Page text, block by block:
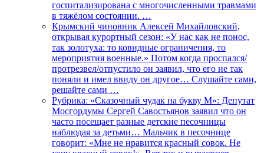
госпитализирована с многочисленными травмами
в тяжёлом состоянии. …
Крымский чиновник Алексей Михайловский,
открывая курортный сезон: «У нас как не понос,
так золотуха: то ковидные ограничения, то
мероприятия военные.» Потом когда проспался/
протрезвел/отпустило он заявил, что его не так
поняли и имел ввиду он другое… Слушайте сами,
решайте сами …
Рубрика: «Сказочный чудак на букву М»: Депутат
Мосгордумы Сергей Савостьянов заявил что он
часто посещает разные детские песочницы
наблюдая за детьми… Мальчик в песочнице
говорит: «Мне не нравится красный совок. Не